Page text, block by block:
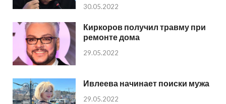
30.05.2022
Киркоров получил травму при
ремонте дома
29.05.2022
Ивлеева начинает поиски мужа
29.05.2022